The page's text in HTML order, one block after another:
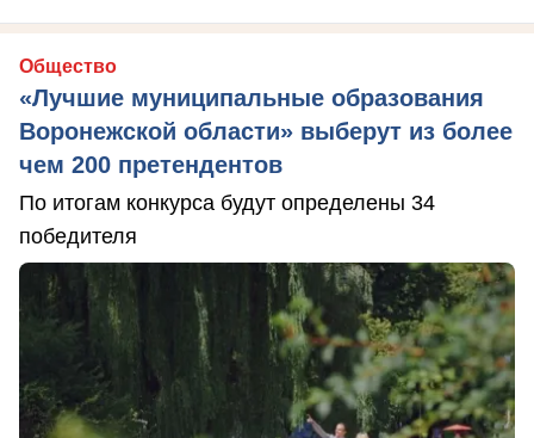
Общество
«Лучшие муниципальные образования
Воронежской области» выберут из более
чем 200 претендентов
По итогам конкурса будут определены 34
победителя